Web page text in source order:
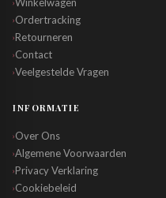
›
›Ordertracking
›Retourneren
›Contact
›Veelgestelde Vragen
INFORMATIE
›Over Ons
›Algemene Voorwaarden
›Privacy Verklaring
›Cookiebeleid